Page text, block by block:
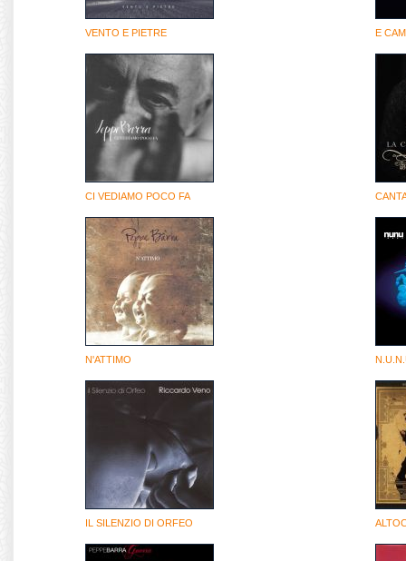
VENTO E PIETRE E
CI VEDIAMO POCO FA
N'ATTIMO
IL SILENZIO DI ORFEO